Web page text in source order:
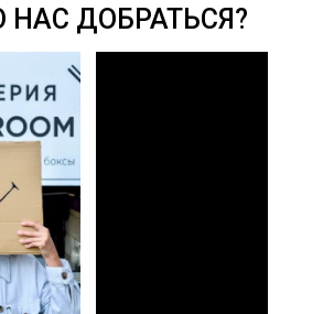
НАС ДОБРАТЬСЯ?